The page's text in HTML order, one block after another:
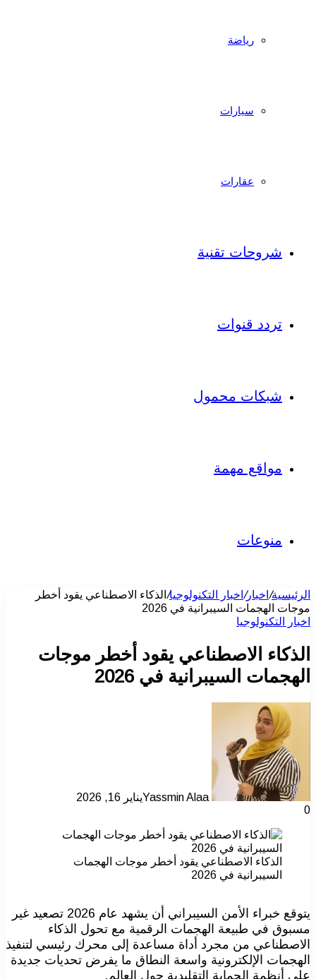
رياضة
سيارات
عقارات
شروحات تقنية
تردد قنوات
شبكات محمول
مواقع مهمة
منوعات
الرئيسية/ اخبار/ اخبار التكنولوجيا/ الذكاء الاصطناعي يقود أخطر
موجات الهجمات السيبرانية في 2026
اخبار التكنولوجيا
الذكاء الاصطناعي يقود أخطر موجات
الهجمات السيبرانية في 2026
Yassmin Alaaيناير 16, 2026
0
الذكاء الاصطناعي يقود أخطر موجات الهجمات
السيبرانية في 2026
يتوقع خبراء الأمن السيبراني أن يشهد عام 2026 تصعيد غير
مسبوق في طبيعة الهجمات الرقمية مع تحول الذكاء
الاصطناعي من مجرد أداة مساعدة إلى محرك رئيسي لتنفيذ
الهجمات الإلكترونية واسعة النطاق ما يفرض تحديات جديدة
على أنظمة الحماية التقليدية حول العالم.